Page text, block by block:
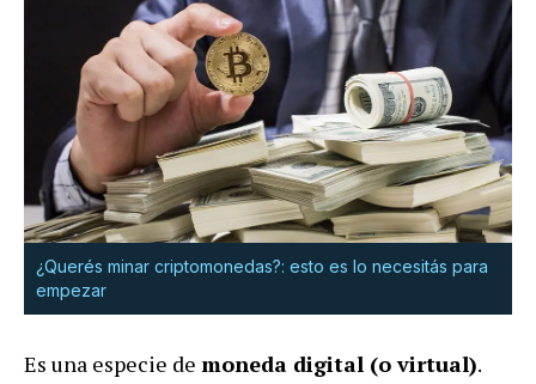
¿Querés minar criptomonedas?: esto es lo necesitás para
empezar
Es una especie de moneda digital (o virtual).